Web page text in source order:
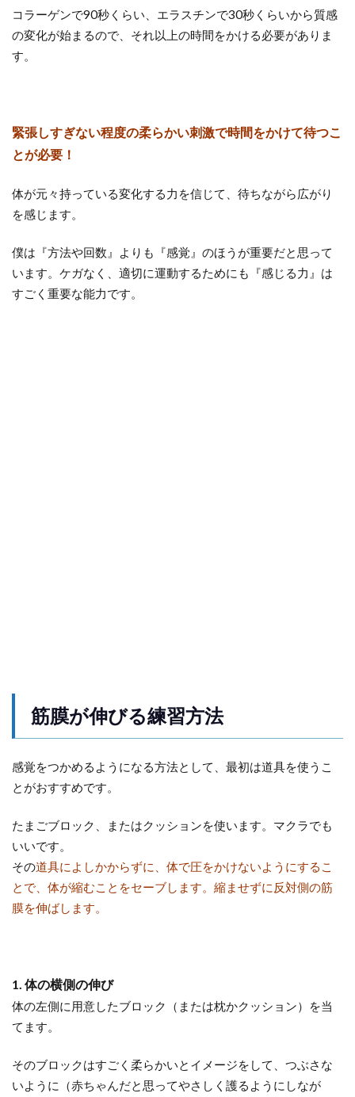
コラーゲンで90秒くらい、エラスチンで30秒くらいから質感
の変化が始まるので、それ以上の時間をかける必要がありま
す。
緊張しすぎない程度の柔らかい刺激で時間をかけて待つこ
とが必要！
体が元々持っている変化する力を信じて、待ちながら広がり
を感じます。
僕は『方法や回数』よりも『感覚』のほうが重要だと思って
います。ケガなく、適切に運動するためにも『感じる力』は
すごく重要な能力です。
筋膜が伸びる練習方法
感覚をつかめるようになる方法として、最初は道具を使うこ
とがおすすめです。
たまごブロック、またはクッションを使います。マクラでも
いいです。
その道具によしかからずに、体で圧をかけないようにするこ
とで、体が縮むことをセーブします。縮ませずに反対側の筋
膜を伸ばします。
1. 体の横側の伸び
体の左側に用意したブロック（または枕かクッション）を当
てます。
そのブロックはすごく柔らかいとイメージをして、つぶさな
いように（赤ちゃんだと思ってやさしく護るようにしなが